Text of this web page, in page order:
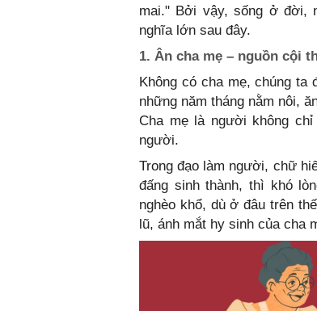
mai." Bởi vậy, sống ở đời,
nghĩa lớn sau đây.
1. Ân cha mẹ – nguồn cội
Không có cha mẹ, chúng
những năm tháng nằm nôi,
Cha mẹ là người không
người.
Trong đạo làm người, chữ
đấng sinh thành, thì khó
nghèo khổ, dù ở đâu trên
lũ, ánh mắt hy sinh của cha